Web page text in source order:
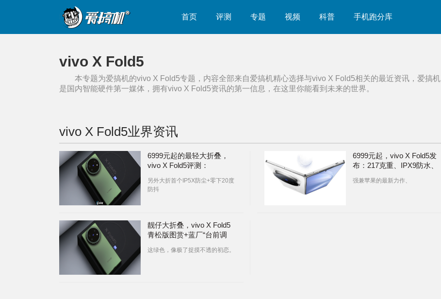
首页 评测 专题 视频 科普 手机跑分库
vivo X Fold5
本专题为爱搞机的vivo X Fold5专题，内容全部来自爱搞机精心选择与vivo X Fold5相关的最近资讯，爱搞机
是国内智能硬件第一媒体，拥有vivo X Fold5资讯的第一信息，在这里你能看到未来的世界。
vivo X Fold5业界资讯
6999元起的最轻大折叠，
vivo X Fold5评测：
另外大折首个IP5X防尘+零下20度
防抖
6999元起，vivo X Fold5发
布：217克重、IPX9防水、
199元的半入耳降噪耳机
强兼苹果的最新力作、
靓仔大折叠，vivo X Fold5
青松版图赏+蓝厂“台前调
这绿色，像极了捉摸不透的初恋。